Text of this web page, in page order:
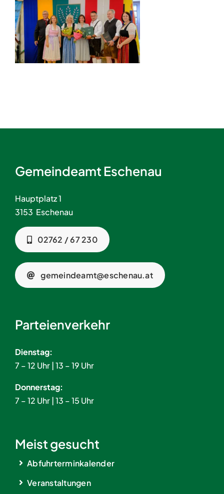
Gemeindeamt Eschenau
Hauptplatz 1
3153 Eschenau
02762 / 67 230
gemeindeamt@eschenau.at
Parteienverkehr
Dienstag:
7 – 12 Uhr | 13 – 19 Uhr
Donnerstag:
7 – 12 Uhr | 13 – 15 Uhr
Meist gesucht
Abfuhrterminkalender
Veranstaltungen